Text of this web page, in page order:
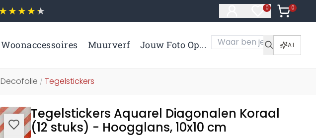
0
Artikelen in
0
Artikelen
Woonaccessoires Muurverf Jouw Foto Op... AI
Decofolie / Tegelstickers
Tegelstickers Aquarel Diagonalen Koraal
(12 stuks) - Hoogglans, 10x10 cm